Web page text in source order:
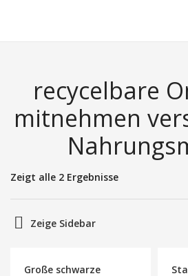
recycelbare
mitnehmen
Zeigt alle 2 Ergebnisse
Zeige Sidebar
Große schwarze